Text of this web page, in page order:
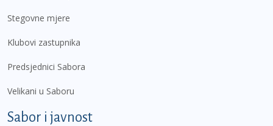
Stegovne mjere
Klubovi zastupnika
Predsjednici Sabora
Velikani u Saboru
Sabor i javnost